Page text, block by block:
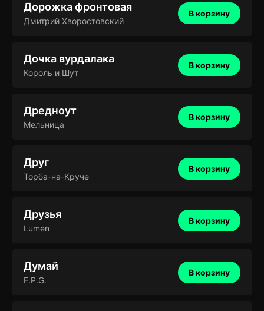
Дорожка фронтовая
Дмитрий Хворостовский
В корзину
Дочка вурдалака
Король и Шут
В корзину
Дредноут
Мельница
В корзину
Друг
Торба-на-Круче
В корзину
Друзья
Lumen
В корзину
Думай
F.P.G.
В корзину